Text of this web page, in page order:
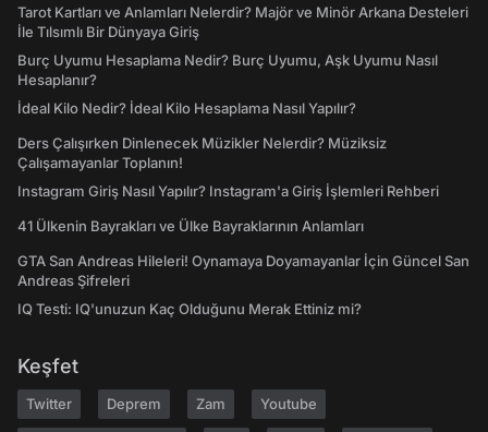
Tarot Kartları ve Anlamları Nelerdir? Majör ve Minör Arkana Desteleri
İle Tılsımlı Bir Dünyaya Giriş
Burç Uyumu Hesaplama Nedir? Burç Uyumu, Aşk Uyumu Nasıl
Hesaplanır?
İdeal Kilo Nedir? İdeal Kilo Hesaplama Nasıl Yapılır?
Ders Çalışırken Dinlenecek Müzikler Nelerdir? Müziksiz
Çalışamayanlar Toplanın!
Instagram Giriş Nasıl Yapılır? Instagram'a Giriş İşlemleri Rehberi
41 Ülkenin Bayrakları ve Ülke Bayraklarının Anlamları
GTA San Andreas Hileleri! Oynamaya Doyamayanlar İçin Güncel San
Andreas Şifreleri
IQ Testi: IQ'unuzun Kaç Olduğunu Merak Ettiniz mi?
Keşfet
Twitter Deprem Zam Youtube